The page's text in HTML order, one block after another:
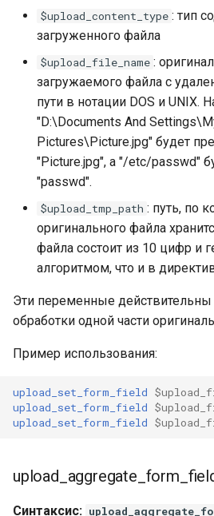
requests
router
rsa
scrypt
shell
signal
smtp
sniproxy
$upload_content_type : тип
загруженного файла
$upload_file_name :
загружаемого файла с
пути в нотации DOS и UNIX.
"D:\Documents And
Pictures\Picture.jpg" будет
"Picture.jpg", а "/etc/passwd"
"passwd".
$upload_tmp_path : путь, по
оригинального файла
файла состоит из 10 цифр и
алгоритмом, что и в
Эти переменные
обработки одной части
Пример использования:
upload_set_form_field
upload_set_form_field
upload_set_form_field
Синтаксис: